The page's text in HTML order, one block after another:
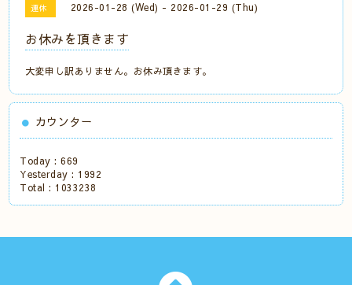
連休 2026-01-28 (Wed) - 2026-01-29 (Thu)
お休みを頂きます
大変申し訳ありません。お休み頂きます。
カウンター
Today :669
Yesterday : 1992
Total : 1033238